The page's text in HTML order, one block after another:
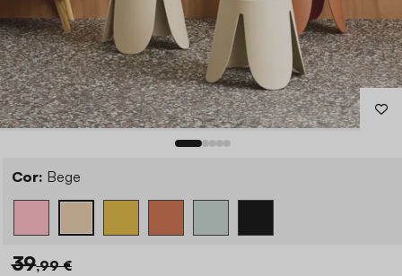
Cor: Bege
39,99 €